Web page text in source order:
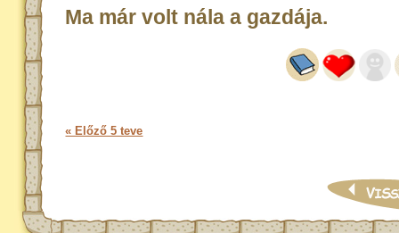
Ma már volt nála a gazdája.
« Előző 5 teve